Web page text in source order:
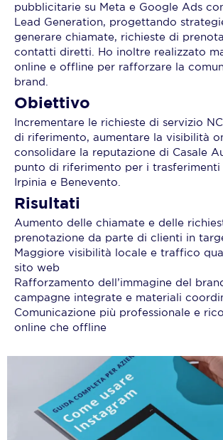
pubblicitarie su Meta e Google Ads
Lead Generation, progettando
generare chiamate, richieste di
contatti diretti. Ho inoltre realizzato
online e offline per rafforzare la
brand.
Obiettivo
Incrementare le richieste di servizio
di riferimento, aumentare la visibilità
consolidare la reputazione di Casale
punto di riferimento per i
Irpinia e Benevento.
Risultati
Aumento delle chiamate e delle
prenotazione da parte di clienti in
Maggiore visibilità locale e traffico
sito web
Rafforzamento dell’immagine del
campagne integrate e materiali
Comunicazione più professionale e
online che offline